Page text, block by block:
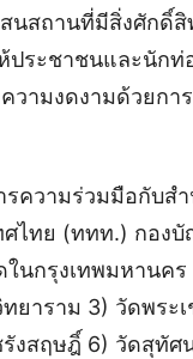
สนสถานที่มีสิ่งศักดิ์
ประชาชนและนักท่
วามงดงามด้วยกา
ความร่วมมือกับส
ศไทย (ททท.) กอง
ในกรุงเทพมหานค
ยาราม 3) วัดพระ
งสฤษฎิ์ 6) วัดสุทัศ